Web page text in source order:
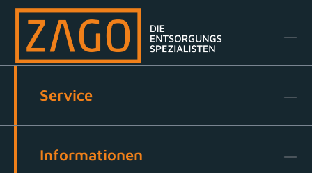
Service
Informationen